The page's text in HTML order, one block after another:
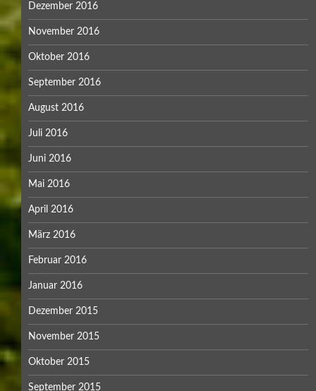
Dezember 2016
November 2016
Oktober 2016
September 2016
August 2016
Juli 2016
Juni 2016
Mai 2016
April 2016
März 2016
Februar 2016
Januar 2016
Dezember 2015
November 2015
Oktober 2015
September 2015